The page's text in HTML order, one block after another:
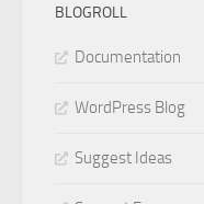
BLOGROLL
Documentation
WordPress Blog
Suggest Ideas